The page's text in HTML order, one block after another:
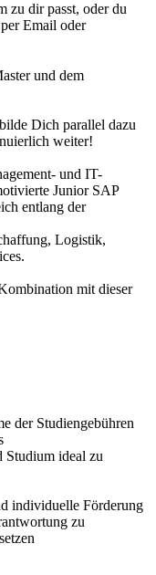
zu dir passt, oder du
Email oder
und dem
Dich parallel dazu
weiter!
und IT-
Junior SAP
entlang der
Logistik,
mit dieser
der Studiengebühren
Studium ideal zu
individuelle Förderung
zu